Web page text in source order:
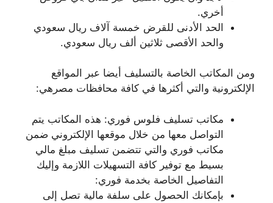
أخري.
الحد الأدنى للقرض خمسة آلاف ريال سعودي
والحد الأقصى ثلاثين ألف ريال سعودي.
ومن المكاتب الخاصة بالتسليف أيضا عبر المواقع
الإلكترونية والتي أكثرها في كافة محافظات مصرهي:
مكاتب تسليف فلوس فوري: هذه المكاتب يتم
التواصل معها من خلال موقعها الإلكتروني ضمن
مكاتب فوري والتي تتضمن تسليف مبلغ مالي
بسيط مع توفير كافة التسهيلات اللازمة وإليك
التفاصيل الخاصة بخدمة فوري:
بإمكانك الحصول على سلفة مالية تصل إلى